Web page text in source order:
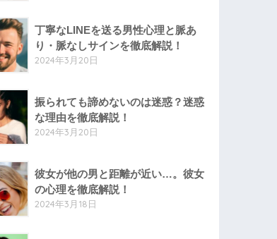
丁寧なLINEを送る男性心理と脈あ
り・脈なしサインを徹底解説！
2024年3月20日
振られても諦めないのは迷惑？迷惑
な理由を徹底解説！
2024年3月20日
彼女が他の男と距離が近い…。彼女
の心理を徹底解説！
2024年3月18日